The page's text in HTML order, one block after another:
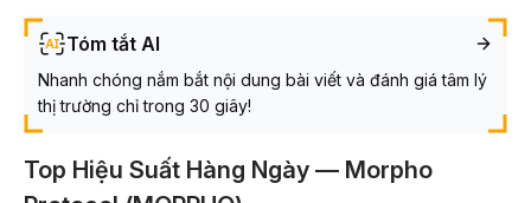
Tóm tắt AI
Nhanh chóng nắm bắt nội dung bài viết và đánh giá tâm lý
thị trường chỉ trong 30 giây!
Top Hiệu Suất Hàng Ngày — Morpho